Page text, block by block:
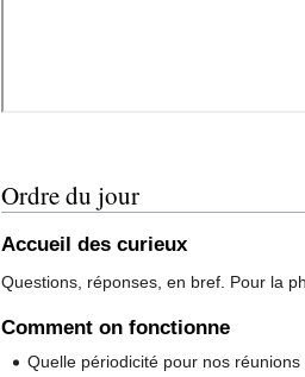
Ordre du jour
Accueil des curieux
Questions, réponses, en bref. Pour la
Comment on fonctionne
Quelle périodicité pour nos